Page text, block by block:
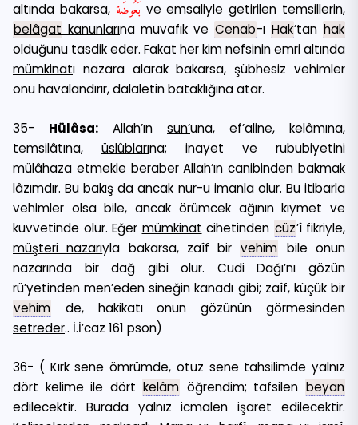
altında bakarsa, بَعُوضَة ve emsaliyle getirilen temsillerin,
belâgat kanunlarına muvafık ve Cenab-ı Hak’tan hak
olduğunu tasdik eder. Fakat her kim nefsinin emri altında
mümkinatı nazara alarak bakarsa, şübhesiz vehimler
onu havalandırır, dalaletin bataklığına atar.
35- Hülâsa: Allah’ın sun’una, ef’aline, kelâmına,
temsilâtına, üslûblarına; inayet ve rububiyetini
mülâhaza etmekle beraber Allah’ın canibinden bakmak
lâzımdır. Bu bakış da ancak nur-u imanla olur. Bu itibarla
vehimler olsa bile, ancak örümcek ağının kıymet ve
kuvvetinde olur. Eğer mümkinat cihetinden cüz’î fikriyle,
müşteri nazarıyla bakarsa, zaîf bir vehim bile onun
nazarında bir dağ gibi olur. Cudi Dağı’nı gözün
rü’yetinden men’eden sineğin kanadı gibi; zaîf, küçük bir
vehim de, hakikatı onun gözünün görmesinden
setreder.. İ.İ’caz 161 pson)
36- ( Kırk sene ömrümde, otuz sene tahsilimde yalnız
dört kelime ile dört kelâm öğrendim; tafsilen beyan
edilecektir. Burada yalnız icmalen işaret edilecektir.